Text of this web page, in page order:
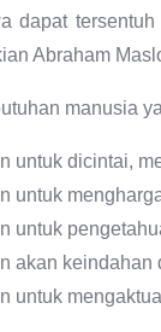
dapat
Abraham
manusia
untuk dicintai,
untuk
untuk
akan keindahan
untuk